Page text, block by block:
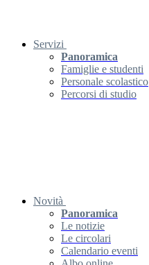
Servizi
Panoramica
Famiglie e studenti
Personale scolastico
Percorsi di studio
Novità
Panoramica
Le notizie
Le circolari
Calendario eventi